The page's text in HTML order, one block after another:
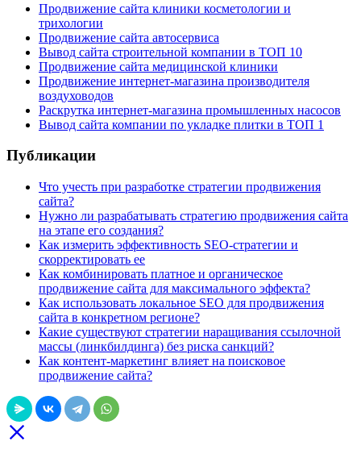
Продвижение сайта клиники косметологии и
трихологии
Продвижение сайта автосервиса
Вывод сайта строительной компании в ТОП 10
Продвижение сайта медицинской клиники
Продвижение интернет-магазина производителя
воздуховодов
Раскрутка интернет-магазина промышленных насосов
Вывод сайта компании по укладке плитки в ТОП 1
Публикации
Что учесть при разработке стратегии продвижения
сайта?
Нужно ли разрабатывать стратегию продвижения сайта
на этапе его создания?
Как измерить эффективность SEO-стратегии и
скорректировать ее
Как комбинировать платное и органическое
продвижение сайта для максимального эффекта?
Как использовать локальное SEO для продвижения
сайта в конкретном регионе?
Какие существуют стратегии наращивания ссылочной
массы (линкбилдинга) без риска санкций?
Как контент-маркетинг влияет на поисковое
продвижение сайта?